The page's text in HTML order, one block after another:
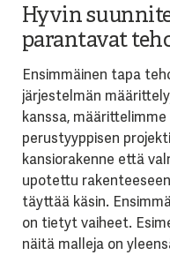
Hyvin
parantavat
Ensimmäinen tapa
järjestelmän
kanssa,
perustyyppisen
kansiorakenne että
upotettu
täyttää käsin.
on tietyt vaiheet.
näitä malleja on